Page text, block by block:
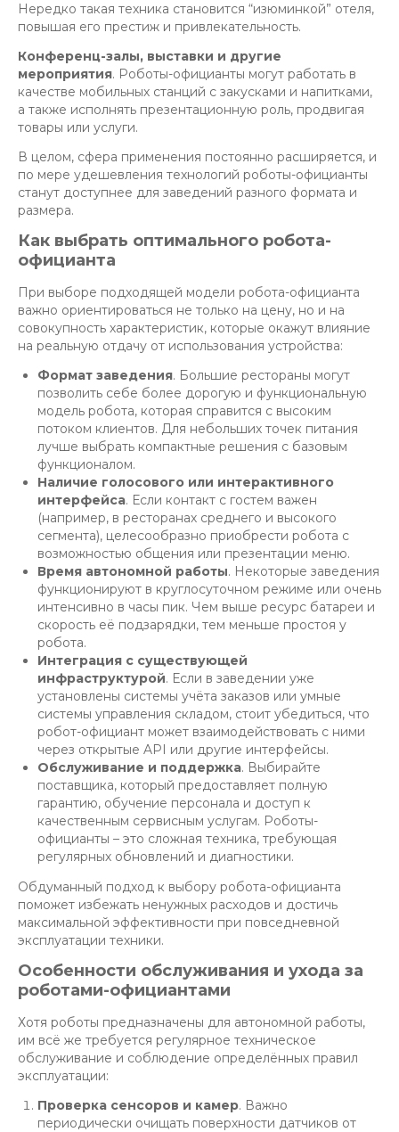
Нередко такая техника становится “изюминкой” отеля,
повышая его престиж и привлекательность.
Конференц-залы, выставки и другие
мероприятия. Роботы-официанты могут работать в
качестве мобильных станций с закусками и напитками,
а также исполнять презентационную роль, продвигая
товары или услуги.
В целом, сфера применения постоянно расширяется, и
по мере удешевления технологий роботы-официанты
станут доступнее для заведений разного формата и
размера.
Как выбрать оптимального робота-
официанта
При выборе подходящей модели робота-официанта
важно ориентироваться не только на цену, но и на
совокупность характеристик, которые окажут влияние
на реальную отдачу от использования устройства:
Формат заведения. Большие рестораны могут
позволить себе более дорогую и функциональную
модель робота, которая справится с высоким
потоком клиентов. Для небольших точек питания
лучше выбрать компактные решения с базовым
функционалом.
Наличие голосового или интерактивного
интерфейса. Если контакт с гостем важен
(например, в ресторанах среднего и высокого
сегмента), целесообразно приобрести робота с
возможностью общения или презентации меню.
Время автономной работы. Некоторые заведения
функционируют в круглосуточном режиме или очень
интенсивно в часы пик. Чем выше ресурс батареи и
скорость её подзарядки, тем меньше простоя у
робота.
Интеграция с существующей
инфраструктурой. Если в заведении уже
установлены системы учёта заказов или умные
системы управления складом, стоит убедиться, что
робот-официант может взаимодействовать с ними
через открытые API или другие интерфейсы.
Обслуживание и поддержка. Выбирайте
поставщика, который предоставляет полную
гарантию, обучение персонала и доступ к
качественным сервисным услугам. Роботы-
официанты – это сложная техника, требующая
регулярных обновлений и диагностики.
Обдуманный подход к выбору робота-официанта
поможет избежать ненужных расходов и достичь
максимальной эффективности при повседневной
эксплуатации техники.
Особенности обслуживания и ухода за
роботами-официантами
Хотя роботы предназначены для автономной работы,
им всё же требуется регулярное техническое
обслуживание и соблюдение определённых правил
эксплуатации:
Проверка сенсоров и камер. Важно
периодически очищать поверхности датчиков от